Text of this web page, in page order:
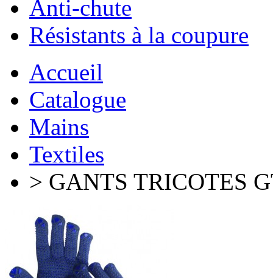
Anti-chute
Résistants à la coupure
Accueil
Catalogue
Mains
Textiles
> GANTS TRICOTES